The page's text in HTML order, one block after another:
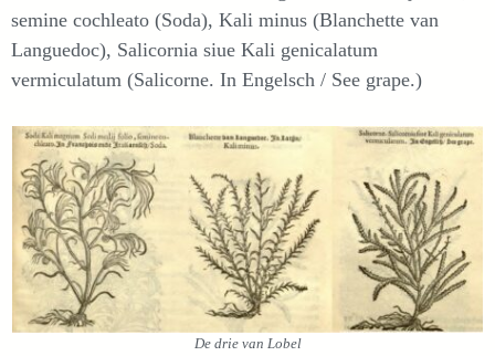
semine cochleato (Soda), Kali minus (Blanchette van
Languedoc), Salicornia siue Kali genicalatum
vermiculatum (Salicorne. In Engelsch / See grape.)
De drie van Lobel